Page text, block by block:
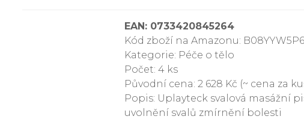
EAN: 0733420845264
Kód zboží na Amazonu:
Kategorie: Péče o tělo
Počet: 4 ks
Původní cena: 2 628 Kč (~ cena za
Popis: Uplayteck svalová masážní
uvolnění svalů zmírnění bolesti